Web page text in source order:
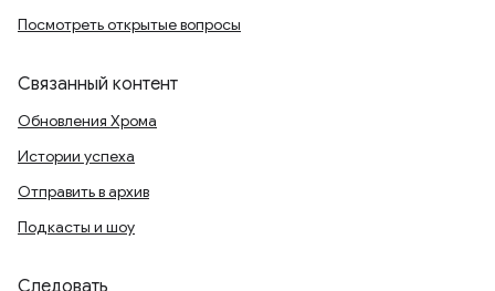
Посмотреть открытые вопросы
Связанный контент
Обновления Хрома
Истории успеха
Отправить в архив
Подкасты и шоу
Следовать